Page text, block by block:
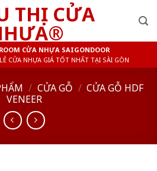
CỬA NHỰA SAIGONDOOR
CỬA NHỰA GIÁ TỐT NHẤT TẠI SÀI GÒN
/ CỬA GỖ / CỬA GỖ HDF
VENEER